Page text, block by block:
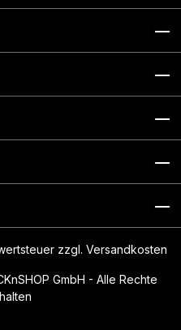
zzgl. Versandkosten
GmbH - Alle Rechte